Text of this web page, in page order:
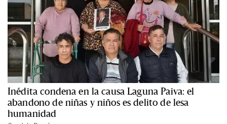
Inédita condena en la causa Laguna Paiva: el
abandono de niñas y niños es delito de lesa
humanidad